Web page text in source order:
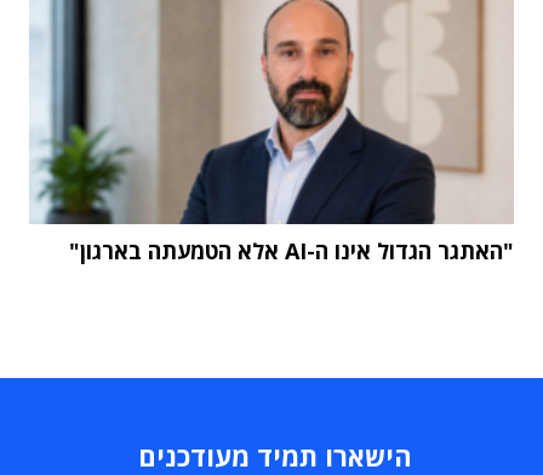
"האתגר הגדול אינו ה-AI אלא הטמעתה בארגון"
הישארו תמיד מעודכנים